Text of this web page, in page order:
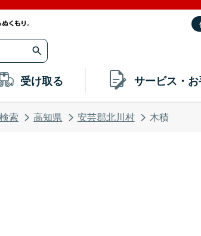
受け取る サービス・お
索 高知県 安芸郡北川村 木積